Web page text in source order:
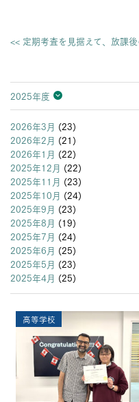
<< 定期考査を見据えて、放課
2025年度
2026年度
2025年度
2024年度
2023年度
2022年度
2021年度
2020年度
2019年度
2018年度
2017年度
2016年度
2015年度
2014年度
2013年度
2026年3月 (23)
2026年2月 (21)
2026年1月 (22)
2025年12月 (22)
2025年11月 (23)
2025年10月 (24)
2025年9月 (23)
2025年8月 (19)
2025年7月 (24)
2025年6月 (25)
2025年5月 (23)
2025年4月 (25)
高等学校